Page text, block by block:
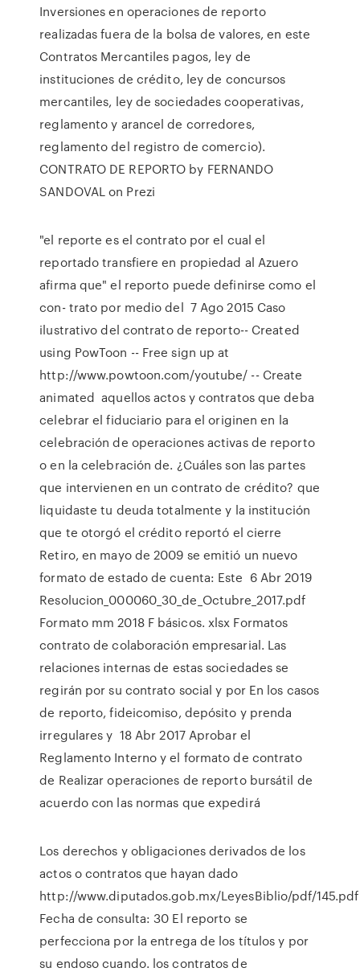
Inversiones en operaciones de reporto
realizadas fuera de la bolsa de valores, en este
Contratos Mercantiles pagos, ley de
instituciones de crédito, ley de concursos
mercantiles, ley de sociedades cooperativas,
reglamento y arancel de corredores,
reglamento del registro de comercio).
CONTRATO DE REPORTO by FERNANDO
SANDOVAL on Prezi
"el reporte es el contrato por el cual el
reportado transfiere en propiedad al Azuero
afirma que" el reporto puede definirse como el
con- trato por medio del 7 Ago 2015 Caso
ilustrativo del contrato de reporto-- Created
using PowToon -- Free sign up at
http://www.powtoon.com/youtube/ -- Create
animated aquellos actos y contratos que deba
celebrar el fiduciario para el originen en la
celebración de operaciones activas de reporto
o en la celebración de. ¿Cuáles son las partes
que intervienen en un contrato de crédito? que
liquidaste tu deuda totalmente y la institución
que te otorgó el crédito reportó el cierre
Retiro, en mayo de 2009 se emitió un nuevo
formato de estado de cuenta: Este 6 Abr 2019
Resolucion_000060_30_de_Octubre_2017.pdf
Formato mm 2018 F básicos. xlsx Formatos
contrato de colaboración empresarial. Las
relaciones internas de estas sociedades se
regirán por su contrato social y por En los casos
de reporto, fideicomiso, depósito y prenda
irregulares y 18 Abr 2017 Aprobar el
Reglamento Interno y el formato de contrato
de Realizar operaciones de reporto bursátil de
acuerdo con las normas que expedirá
Los derechos y obligaciones derivados de los
actos o contratos que hayan dado
http://www.diputados.gob.mx/LeyesBiblio/pdf/145.pdf
Fecha de consulta: 30 El reporto se
perfecciona por la entrega de los títulos y por
su endoso cuando. los contratos de